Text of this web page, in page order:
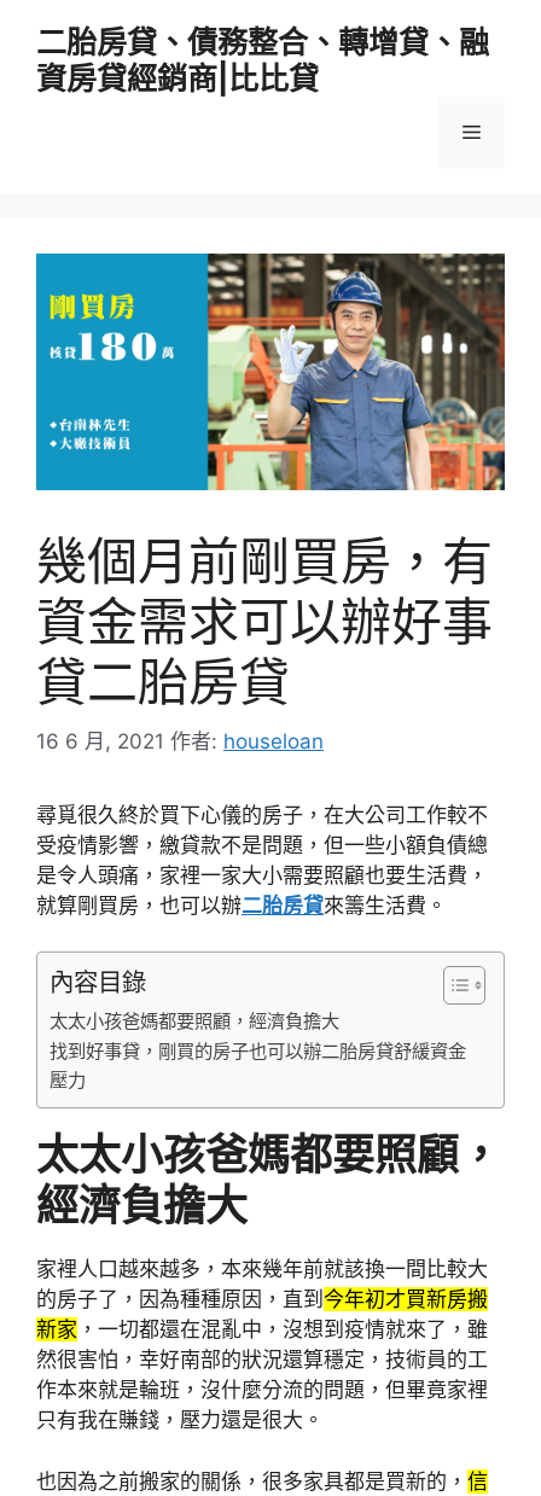
二胎房貸、債務整合、轉增貸、融
資房貸經銷商|比比貸
選
幾個月前剛買房，有
資金需求可以辦好事
貸二胎房貸
16 6 月, 2021 作者: houseloan
尋覓很久終於買下心儀的房子，在大公司工作較不
受疫情影響，繳貸款不是問題，但一些小額負債總
是令人頭痛，家裡一家大小需要照顧也要生活費，
就算剛買房，也可以辦二胎房貸來籌生活費。
內容目錄
太太小孩爸媽都要照顧，經濟負擔大
找到好事貸，剛買的房子也可以辦二胎房貸舒緩資金
壓力
太太小孩爸媽都要照顧，
經濟負擔大
家裡人口越來越多，本來幾年前就該換一間比較大
的房子了，因為種種原因，直到 今年初才買新房搬
新家 ，一切都還在混亂中，沒想到疫情就來了，雖
然很害怕，幸好南部的狀況還算穩定，技術員的工
作本來就是輪班，沒什麼分流的問題，但畢竟家裡
只有我在賺錢，壓力還是很大。
也因為之前搬家的關係，很多家具都是買新的， 信